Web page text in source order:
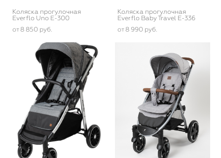
Коляска прогулочная
Everflo Uno E-300
от 8 850 pуб.
Коляска прогулочная
Everflo Baby Travel E-336
от 8 990 pуб.